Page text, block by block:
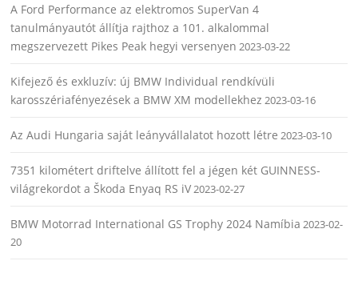
A Ford Performance az elektromos SuperVan 4
tanulmányautót állítja rajthoz a 101. alkalommal
megszervezett Pikes Peak hegyi versenyen 2023-03-22
Kifejező és exkluzív: új BMW Individual rendkívüli
karosszériafényezések a BMW XM modellekhez 2023-03-16
Az Audi Hungaria saját leányvállalatot hozott létre 2023-03-10
7351 kilométert driftelve állított fel a jégen két GUINNESS-
világrekordot a Škoda Enyaq RS iV2023-02-27
BMW Motorrad International GS Trophy 2024 Namíbia 2023-02-
20